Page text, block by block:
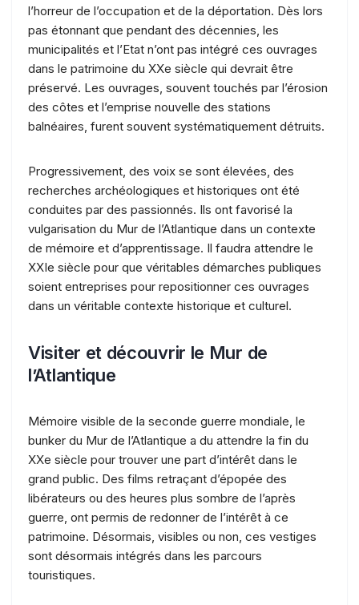
l’horreur de l’occupation et de la déportation. Dès lors
pas étonnant que pendant des décennies, les
municipalités et l’Etat n’ont pas intégré ces ouvrages
dans le patrimoine du XXe siècle qui devrait être
préservé. Les ouvrages, souvent touchés par l’érosion
des côtes et l’emprise nouvelle des stations
balnéaires, furent souvent systématiquement détruits.
Progressivement, des voix se sont élevées, des
recherches archéologiques et historiques ont été
conduites par des passionnés. Ils ont favorisé la
vulgarisation du Mur de l’Atlantique dans un contexte
de mémoire et d’apprentissage. Il faudra attendre le
XXIe siècle pour que véritables démarches publiques
soient entreprises pour repositionner ces ouvrages
dans un véritable contexte historique et culturel.
Visiter et découvrir le Mur de
l’Atlantique
Mémoire visible de la seconde guerre mondiale, le
bunker du Mur de l’Atlantique a du attendre la fin du
XXe siècle pour trouver une part d’intérêt dans le
grand public. Des films retraçant d’épopée des
libérateurs ou des heures plus sombre de l’après
guerre, ont permis de redonner de l’intérêt à ce
patrimoine. Désormais, visibles ou non, ces vestiges
sont désormais intégrés dans les parcours
touristiques.